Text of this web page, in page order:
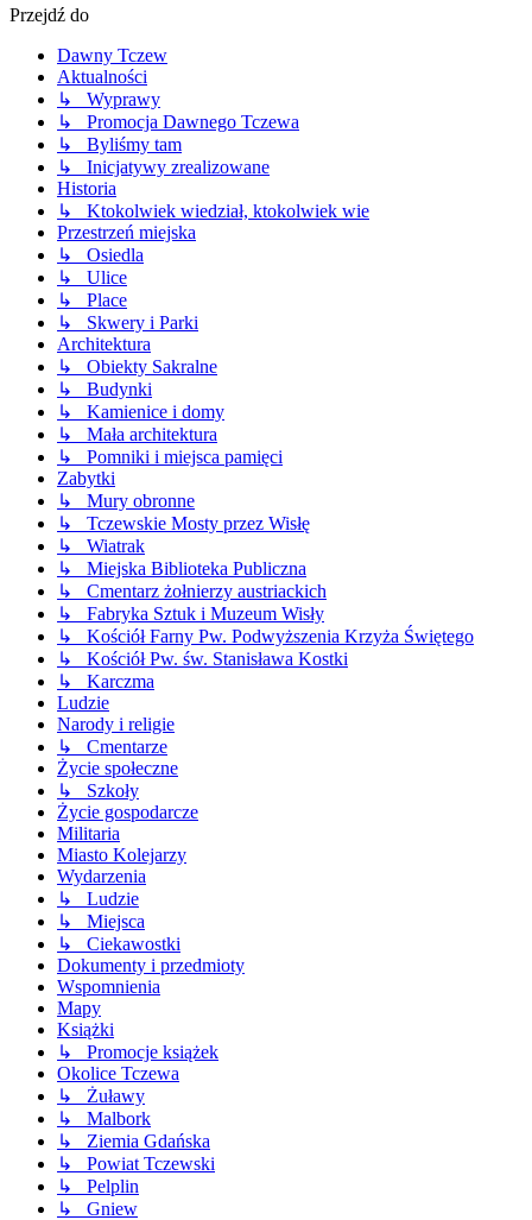
Przejdź do
Dawny Tczew
Aktualności
↳ Wyprawy
↳ Promocja Dawnego Tczewa
↳ Byliśmy tam
↳ Inicjatywy zrealizowane
Historia
↳ Ktokolwiek wiedział, ktokolwiek wie
Przestrzeń miejska
↳ Osiedla
↳ Ulice
↳ Place
↳ Skwery i Parki
Architektura
↳ Obiekty Sakralne
↳ Budynki
↳ Kamienice i domy
↳ Mała architektura
↳ Pomniki i miejsca pamięci
Zabytki
↳ Mury obronne
↳ Tczewskie Mosty przez Wisłę
↳ Wiatrak
↳ Miejska Biblioteka Publiczna
↳ Cmentarz żołnierzy austriackich
↳ Fabryka Sztuk i Muzeum Wisły
↳ Kościół Farny Pw. Podwyższenia Krzyża Świętego
↳ Kościół Pw. św. Stanisława Kostki
↳ Karczma
Ludzie
Narody i religie
↳ Cmentarze
Życie społeczne
↳ Szkoły
Życie gospodarcze
Militaria
Miasto Kolejarzy
Wydarzenia
↳ Ludzie
↳ Miejsca
↳ Ciekawostki
Dokumenty i przedmioty
Wspomnienia
Mapy
Książki
↳ Promocje książek
Okolice Tczewa
↳ Żuławy
↳ Malbork
↳ Ziemia Gdańska
↳ Powiat Tczewski
↳ Pelplin
↳ Gniew